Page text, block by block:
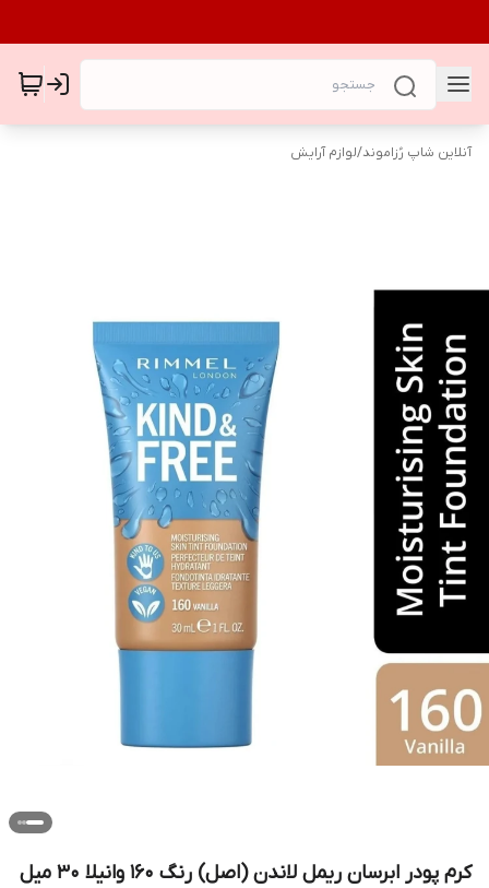
آنلاین شاپ رُزاموند/لوازم آرایش
کرم پودر ابرسان ریمل لاندن (اصل) رنگ ۱۶۰ وانیلا 30 میل